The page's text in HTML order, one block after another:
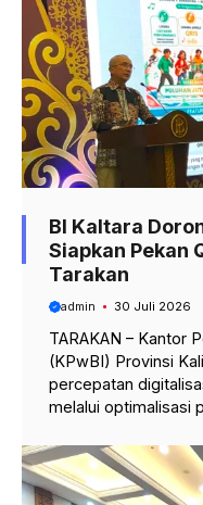
BI Kaltara
Siapkan Pekan
Tarakan
admin 30 Juli 2026
TARAKAN – Kantor
(KPwBI) Provinsi
percepatan
melalui optimalisasi